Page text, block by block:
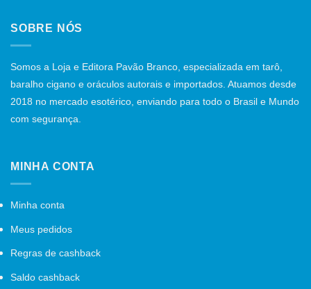
SOBRE NÓS
Somos a Loja e Editora Pavão Branco, especializada em tarô,
baralho cigano e oráculos autorais e importados. Atuamos desde
2018 no mercado esotérico, enviando para todo o Brasil e Mundo
com segurança.
MINHA CONTA
Minha conta
Meus pedidos
Regras de cashback
Saldo cashback